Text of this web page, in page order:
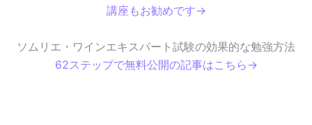
講座もお勧めです→
ソムリエ・ワインエキスパート試験の効果的な勉強方法
62ステップで無料公開の記事はこちら→